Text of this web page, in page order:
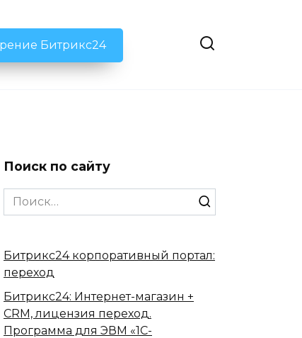
Битрикс24
Поиск по сайту
Search
for:
Битрикс24 корпоративный портал:
переход
Битрикс24: Интернет-магазин +
CRM, лицензия переход.
Программа для ЭВМ «1С-